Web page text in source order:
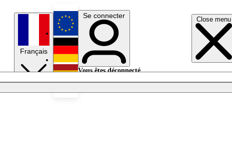
Close menu
Français
English
Deutsch
Se connecter
Vous êtes déconnecté.